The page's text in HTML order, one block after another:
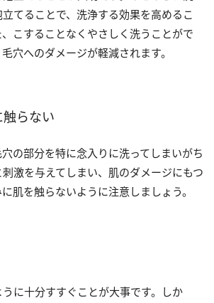
てることで、洗浄する効果を高めるこ
こすることなくやさしく洗うことがで
穴へのダメージが軽減されます。
触らない
の部分を特に念入りに洗ってしまいがち
激を与えてしまい、肌のダメージにもつ
肌を触らないように注意しましょう。
に十分すすぐことが大事です。しか